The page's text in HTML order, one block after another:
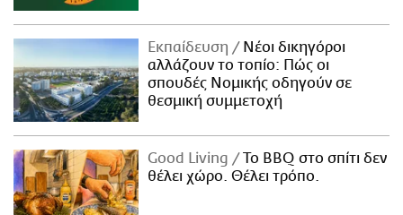
Εκπαίδευση
Νέοι δικηγόροι
αλλάζουν το τοπίο: Πώς οι
σπουδές Νομικής οδηγούν σε
θεσμική συμμετοχή
Good Living
Το BBQ στο σπίτι δεν
θέλει χώρο. Θέλει τρόπο.